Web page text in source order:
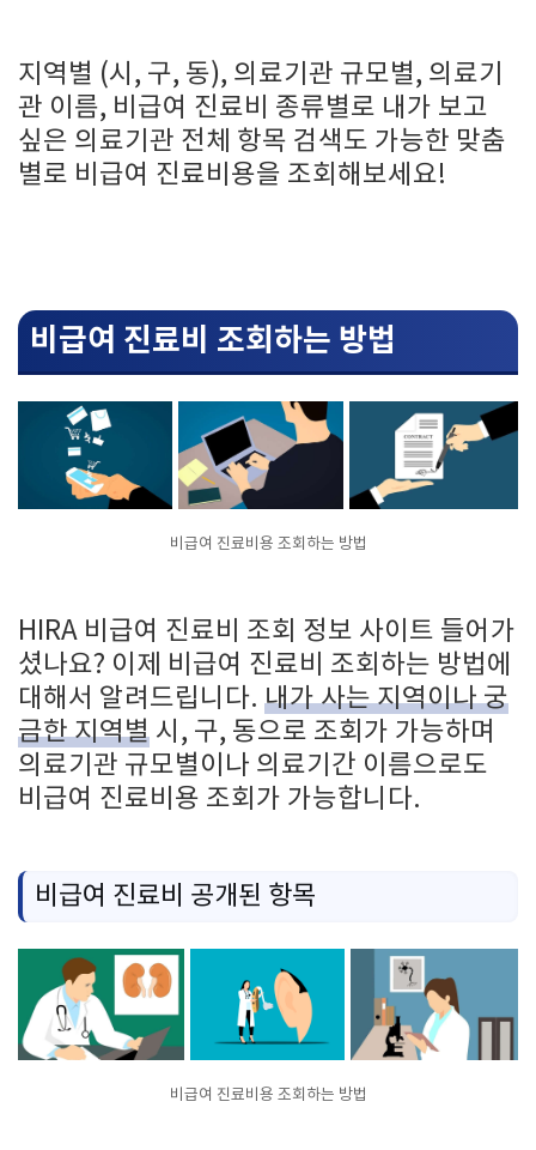
지역별 (시, 구, 동), 의료기관 규모별, 의료기
관 이름, 비급여 진료비 종류별로 내가 보고
싶은 의료기관 전체 항목 검색도 가능한 맞춤
별로 비급여 진료비용을 조회해보세요!
비급여 진료비 조회하는 방법
비급여 진료비용 조회하는 방법
HIRA 비급여 진료비 조회 정보 사이트 들어가
셨나요? 이제 비급여 진료비 조회하는 방법에
대해서 알려드립니다. 내가 사는 지역이나 궁
금한 지역별 시, 구, 동으로 조회가 가능하며
의료기관 규모별이나 의료기간 이름으로도
비급여 진료비용 조회가 가능합니다.
비급여 진료비 공개된 항목
비급여 진료비용 조회하는 방법